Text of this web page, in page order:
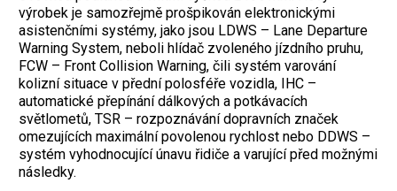
výrobek je samozřejmě prošpikován elektronickými
asistenčními systémy, jako jsou LDWS – Lane Departure
Warning System, neboli hlídač zvoleného jízdního pruhu,
FCW – Front Collision Warning, čili systém varování
kolizní situace v přední polosféře vozidla, IHC –
automatické přepínání dálkových a potkávacích
světlometů, TSR – rozpoznávání dopravních značek
omezujících maximální povolenou rychlost nebo DDWS –
systém vyhodnocující únavu řidiče a varující před možnými
následky.